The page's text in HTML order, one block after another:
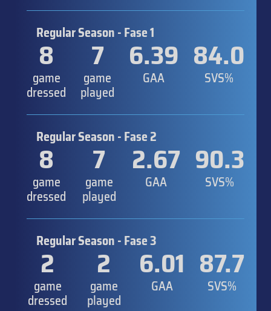
Regular Season - Fase 1
8
game
dressed
7
game
played
6.39
GAA
84.0
SVS%
Regular Season - Fase 2
8
game
dressed
7
game
played
2.67
GAA
90.3
SVS%
Regular Season - Fase 3
2
game
dressed
2
game
played
6.01
GAA
87.7
SVS%